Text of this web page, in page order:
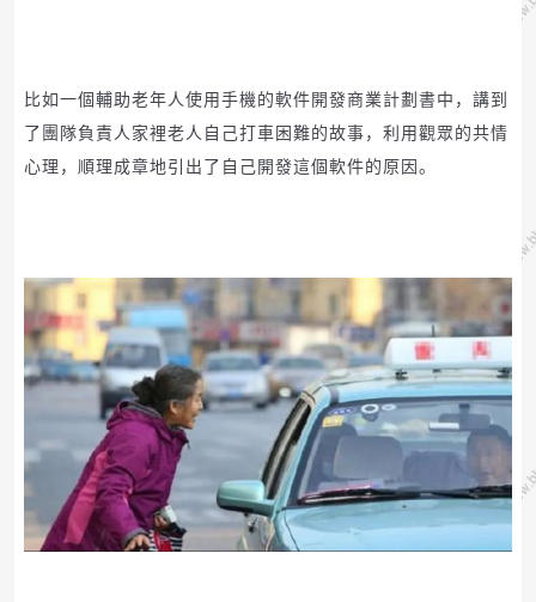
比如一個輔助老年人使用手機的軟件開發商業計劃書中，講到
了團隊負責人家裡老人自己打車困難的故事，利用觀眾的共情
心理，順理成章地引出了自己開發這個軟件的原因。